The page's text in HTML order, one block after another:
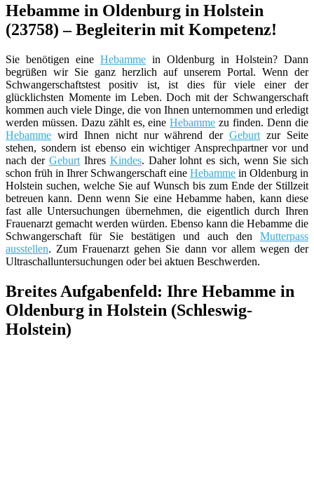
Hebamme in Oldenburg in Holstein
(23758) – Begleiterin mit Kompetenz!
Sie benötigen eine Hebamme in Oldenburg in Holstein? Dann
begrüßen wir Sie ganz herzlich auf unserem Portal. Wenn der
Schwangerschaftstest positiv ist, ist dies für viele einer der
glücklichsten Momente im Leben. Doch mit der Schwangerschaft
kommen auch viele Dinge, die von Ihnen unternommen und erledigt
werden müssen. Dazu zählt es, eineHebamme zu finden. Denn die
Hebamme wird Ihnen nicht nur während derGeburt zur Seite
stehen, sondern ist ebenso ein wichtiger Ansprechpartner vor und
nach der GeburtIhres Kindes. Daher lohnt es sich, wenn Sie sich
schon früh in Ihrer Schwangerschaft eine Hebamme in Oldenburg in
Holstein suchen, welche Sie auf Wunsch bis zum Ende der Stillzeit
betreuen kann. Denn wenn Sie eine Hebamme haben, kann diese
fast alle Untersuchungen übernehmen, die eigentlich durch Ihren
Frauenarzt gemacht werden würden. Ebenso kann die Hebamme die
Schwangerschaft für Sie bestätigen und auch den Mutterpass
ausstellen. Zum Frauenarzt gehen Sie dann vor allem wegen der
Ultraschalluntersuchungen oder bei aktuen Beschwerden.
Breites Aufgabenfeld: Ihre Hebamme in
Oldenburg in Holstein (Schleswig-
Holstein)